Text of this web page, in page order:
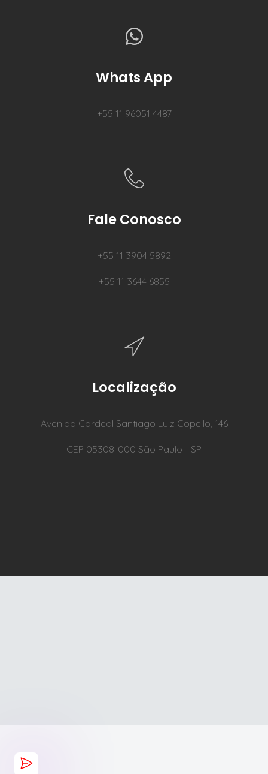
Whats App
+55 11 96051 4487
Fale Conosco
+55 11 3904 5892
+55 11 3644 6855
Localização
Avenida Cardeal Santiago Luiz Copello, 146
CEP 05308-000 São Paulo - SP